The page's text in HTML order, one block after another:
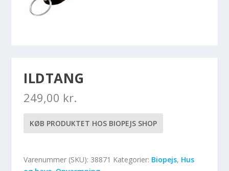
ILDTANG
249,00 kr.
KØB PRODUKTET HOS BIOPEJS SHOP
Varenummer (SKU): 38871 Kategorier: Biopejs, Hus